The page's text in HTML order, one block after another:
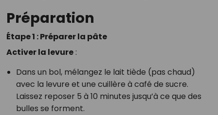
Préparation
Étape 1 : Préparer la pâte
Activer la levure:
Dans un bol, mélangez le lait tiède (pas chaud)
avec la levure et une cuillère à café de sucre.
Laissez reposer 5 à 10 minutes jusqu’à ce que des
bulles se forment.